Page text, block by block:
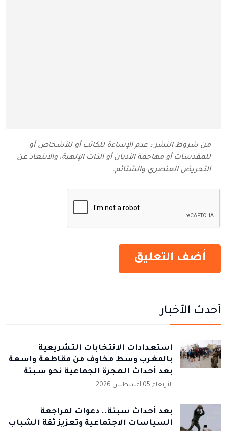
من شروط النشر : عدم الإساءة للكاتب أو للأشخاص أو
للمقدسات أو مهاجمة الأديان أو الذات الإلهية، والابتعاد عن
التحريض العنصري والشتائم‬.
أحدث الأخبار
استعدادات الانتخابات التشريعية
بالمغرب وسط مخاوف من مقاطعة واسعة
بعد أحداث الهجرة الجماعية نحو سبتة
الأربعاء 05 أغسطس 2026
بعد أحداث سبتة.. دعوات لمراجعة
السياسات الاجتماعية وتعزيز ثقة الشباب